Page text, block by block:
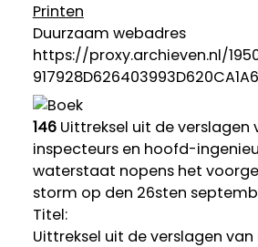
Printen
Duurzaam webadres
146Uittreksel uit de verslagen
inspecteurs en hoofd-
waterstaat nopens het
storm op den 26sten
Titel:
Uittreksel uit de verslagen